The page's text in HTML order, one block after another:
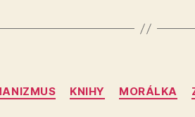
KNIHY MORÁLKA